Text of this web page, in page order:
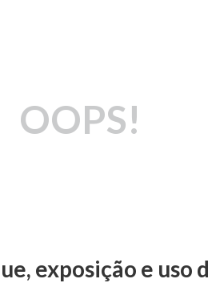
OOPS!
exposição e uso